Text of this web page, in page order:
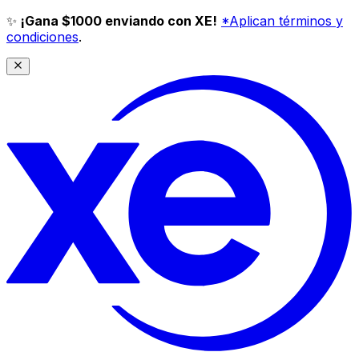
✨ ¡Gana $1000 enviando con XE! *Aplican términos y
condiciones.